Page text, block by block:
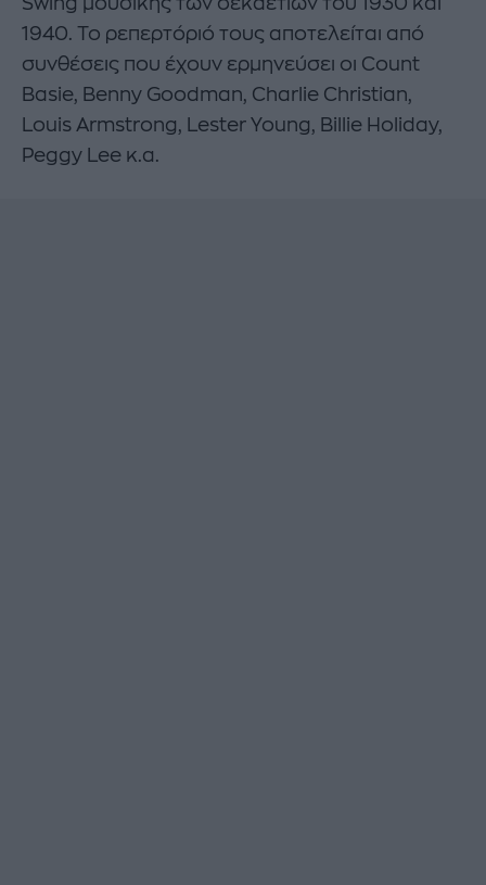
1940. To ρεπερτόριό τους αποτελείται από
συνθέσεις που έχουν ερμηνεύσει οι Count
Basie, Benny Goodman, Charlie Christian,
Louis Armstrong, Lester Young, Billie Holiday,
Peggy Lee κ.α.